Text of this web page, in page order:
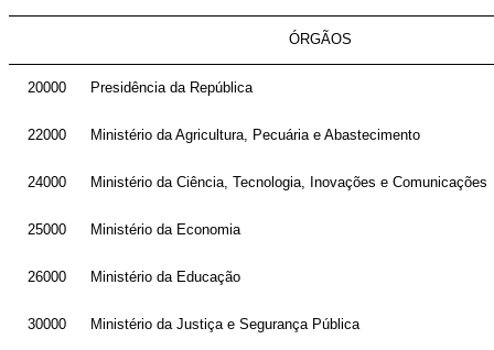
ÓRGÃOS
20000 Presidência da República
22000 Ministério da Agricultura, Pecuária e Abastecimento
24000 Ministério da Ciência, Tecnologia, Inovações e Comunicações
25000 Ministério da Economia
26000 Ministério da Educação
30000 Ministério da Justiça e Segurança Pública